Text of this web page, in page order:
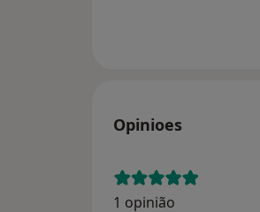
Opinioes
1 opinião